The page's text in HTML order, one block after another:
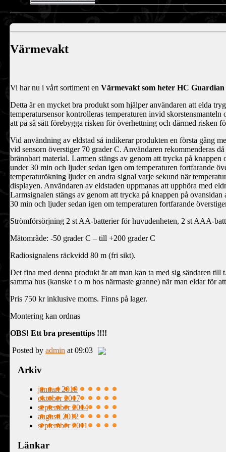
Värmevakt
Vi har nu i vårt sortiment en Värmevakt som heter HC Guardian
Detta är en mycket bra produkt som hjälper användaren att elda
temperatursensor kontrolleras temperaturen invid
att på så sätt förebygga risken för överhettning och därmed risken
Vid användning av eldstad så indikerar produkten en första gång
vid sensorn överstiger 70 grader C. Användaren rekommenderas
brännbart material. Larmen stängs av genom att trycka på
under 30 min och ljuder sedan igen om temperaturen fortfarande
temperaturökning ljuder en andra signal varje sekund när
displayen. Användaren av eldstaden uppmanas att upphöra med
Larmsignalen stängs av genom att trycka på knappen på
30 min och ljuder sedan igen om temperaturen fortfarande
Strömförsörjning 2 st AA-batterier för huvudenheten, 2 st AAA-
Mätområde: -50 grader C – till +200 grader C
Radiosignalens räckvidd 80 m (fri sikt).
Det fina med denna produkt är att man kan ta med sig sändaren
samma hus (kanske t o m hos närmaste granne) när man eldar för
Pris 750 kr inklusive moms. Finns på lager.
Montering kan ordnas
OBS! Ett bra presenttips !!!!
Posted by admin at 09:03
Arkiv
januari 2019
oktober 2017
september 2014
augusti 2012
september 2011
Länkar